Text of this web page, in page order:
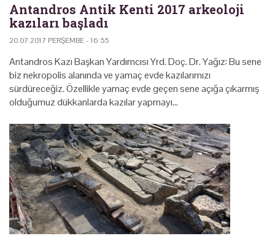
Antandros Antik Kenti 2017 arkeoloji
kazıları başladı
20.07.2017 PERŞEMBE - 16:55
Antandros Kazı Başkan Yardımcısı Yrd. Doç. Dr. Yağız: Bu sene
biz nekropolis alanında ve yamaç evde kazılarımızı
sürdüreceğiz. Özellikle yamaç evde geçen sene açığa çıkarmış
olduğumuz dükkanlarda kazılar yapmayı…